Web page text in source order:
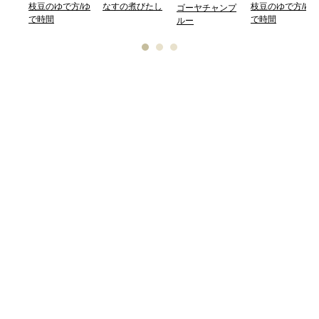
枝豆のゆで方/ゆ
で時間
なすの煮びたし
ゴーヤチャンプ
ルー
枝豆のゆで方/ゆ
で時間